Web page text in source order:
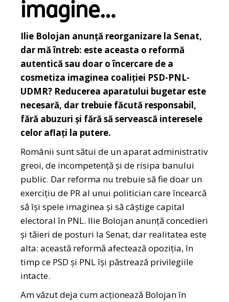
imagine…
Ilie Bolojan anunță reorganizare la Senat,
dar mă întreb: este aceasta o reformă
autentică sau doar o încercare de a
cosmetiza imaginea coaliției PSD-PNL-
UDMR? Reducerea aparatului bugetar este
necesară, dar trebuie făcută responsabil,
fără abuzuri și fără să servească interesele
celor aflați la putere.
Românii sunt sătui de un aparat administrativ
greoi, de incompetență și de risipa banului
public. Dar reforma nu trebuie să fie doar un
exercițiu de PR al unui politician care încearcă
să își spele imaginea și să câștige capital
electoral în PNL. Ilie Bolojan anunță concedieri
și tăieri de posturi la Senat, dar realitatea este
alta: această reformă afectează opoziția, în
timp ce PSD și PNL își păstrează privilegiile
intacte.
Am văzut deja cum acționează Bolojan în